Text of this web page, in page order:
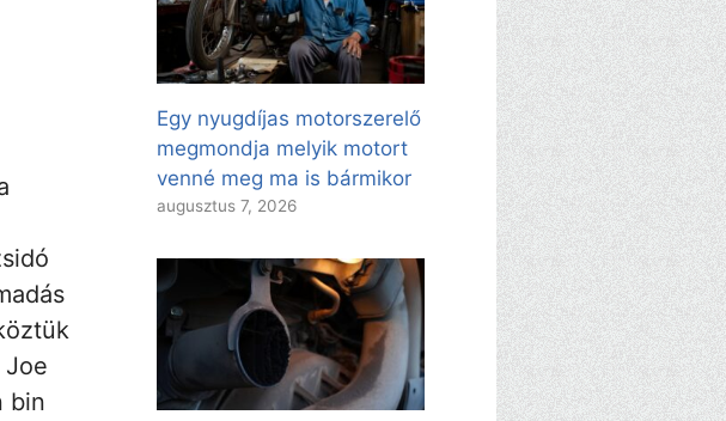
Joe
bin
Egy nyugdíjas motorszerelő
megmondja melyik motort
venné meg ma is bármikor
augusztus 7, 2026